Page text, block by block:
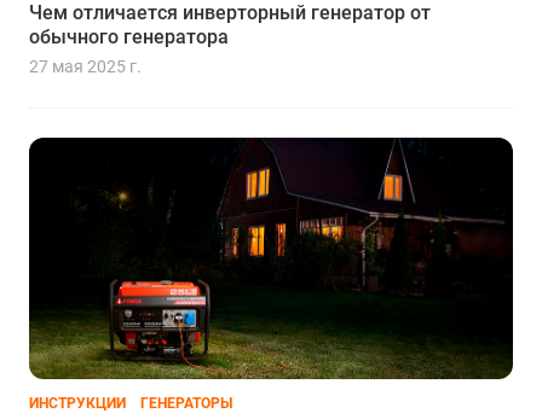
Чем отличается инверторный генератор от
обычного генератора
27 мая 2025 г.
ИНСТРУКЦИИ ГЕНЕРАТОРЫ